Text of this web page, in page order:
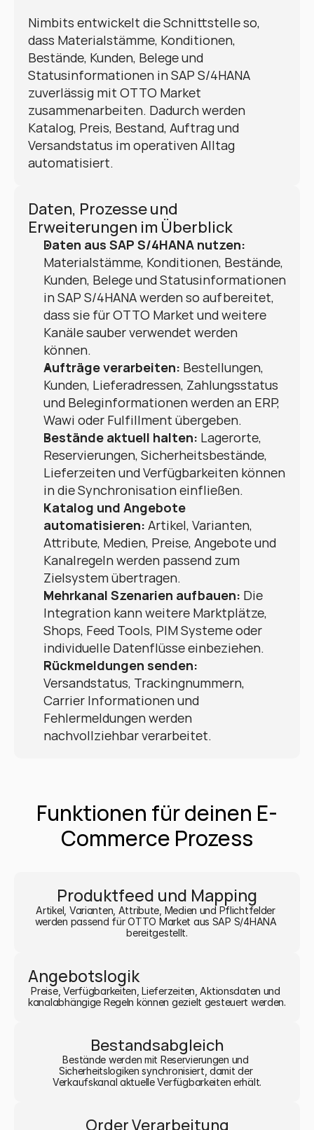
Nimbits entwickelt die Schnittstelle so,
dass Materialstämme, Konditionen,
Bestände, Kunden, Belege und
Statusinformationen in SAP S/4HANA
zuverlässig mit OTTO Market
zusammenarbeiten. Dadurch werden
Katalog, Preis, Bestand, Auftrag und
Versandstatus im operativen Alltag
automatisiert.
Daten, Prozesse und
Erweiterungen im Überblick
Daten aus SAP S/4HANA nutzen:
Materialstämme, Konditionen, Bestände,
Kunden, Belege und Statusinformationen
in SAP S/4HANA werden so aufbereitet,
dass sie für OTTO Market und weitere
Kanäle sauber verwendet werden
können.
Aufträge verarbeiten: Bestellungen,
Kunden, Lieferadressen, Zahlungsstatus
und Beleginformationen werden an ERP,
Wawi oder Fulfillment übergeben.
Bestände aktuell halten: Lagerorte,
Reservierungen, Sicherheitsbestände,
Lieferzeiten und Verfügbarkeiten können
in die Synchronisation einfließen.
Katalog und Angebote
automatisieren: Artikel, Varianten,
Attribute, Medien, Preise, Angebote und
Kanalregeln werden passend zum
Zielsystem übertragen.
Mehrkanal Szenarien aufbauen: Die
Integration kann weitere Marktplätze,
Shops, Feed Tools, PIM Systeme oder
individuelle Datenflüsse einbeziehen.
Rückmeldungen senden:
Versandstatus, Trackingnummern,
Carrier Informationen und
Fehlermeldungen werden
nachvollziehbar verarbeitet.
Funktionen für deinen E-
Commerce Prozess
Produktfeed und Mapping
Artikel, Varianten, Attribute, Medien und Pflichtfelder
werden passend für OTTO Market aus SAP S/4HANA
bereitgestellt.
Angebotslogik
Preise, Verfügbarkeiten, Lieferzeiten, Aktionsdaten und
kanalabhängige Regeln können gezielt gesteuert werden.
Bestandsabgleich
Bestände werden mit Reservierungen und
Sicherheitslogiken synchronisiert, damit der
Verkaufskanal aktuelle Verfügbarkeiten erhält.
Order Verarbeitung